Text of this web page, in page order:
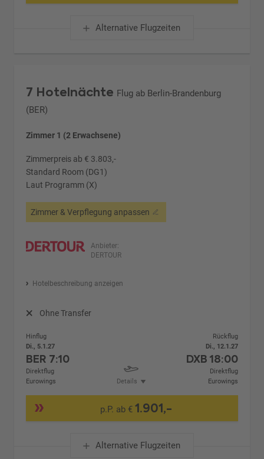
Alternative Flugzeiten
7 Hotelnächte Flug ab Berlin-Brandenburg
(BER)
Zimmer 1 (2 Erwachsene)
Zimmerpreis ab € 3.803,-
Standard Room (DG1)
Laut Programm (X)
Zimmer & Verpflegung anpassen
Anbieter:
DERTOUR
Hotelbeschreibung anzeigen
Ohne Transfer
Hinflug
Di., 5.1.27
BER 7:10
Direktflug
Eurowings
Details
Rückflug
Di., 12.1.27
DXB 18:00
Direktflug
Eurowings
p.P. ab €1.901,-
Alternative Flugzeiten